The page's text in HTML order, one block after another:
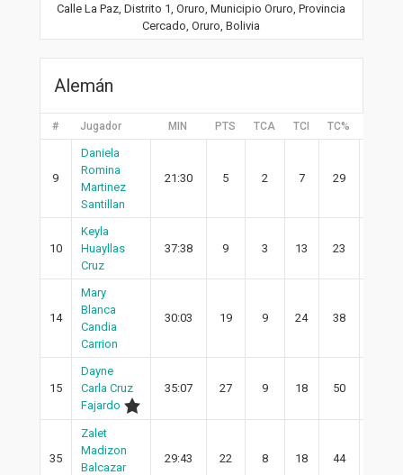
Calle La Paz, Distrito 1, Oruro, Municipio Oruro, Provincia
Cercado, Oruro, Bolivia
Alemán
# Jugador MIN PTS TCA TCI TC%
9
Daniela
Romina
Martinez
Santillan
21:30 5 2 7 29
10
Keyla
Huayllas
Cruz
37:38 9 3 13 23
14
Mary
Blanca
Candia
Carrion
30:03 19 9 24 38
15
Dayne
Carla Cruz
Fajardo
35:07 27 9 18 50
35
Zalet
Madizon
Balcazar
29:43 22 8 18 44